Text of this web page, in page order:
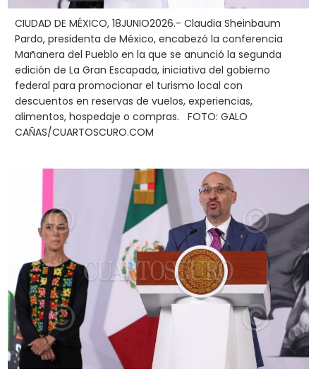
CIUDAD DE MÉXICO, 18JUNIO2026.- Claudia Sheinbaum
Pardo, presidenta de México, encabezó la conferencia
Mañanera del Pueblo en la que se anunció la segunda
edición de La Gran Escapada, iniciativa del gobierno
federal para promocionar el turismo local con
descuentos en reservas de vuelos, experiencias,
alimentos, hospedaje o compras. FOTO: GALO
CAÑAS/CUARTOSCURO.COM